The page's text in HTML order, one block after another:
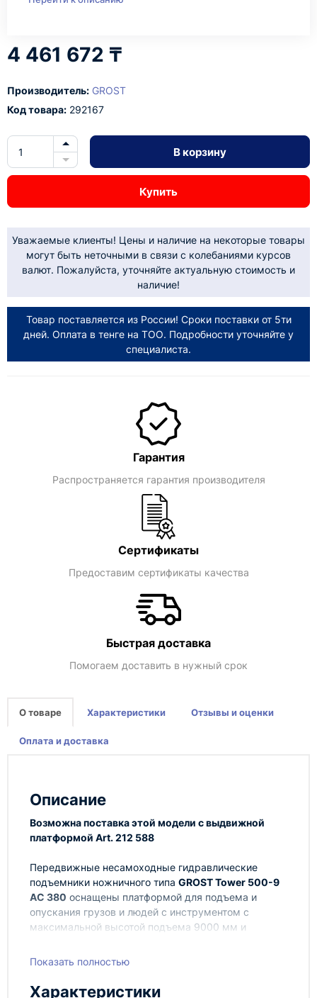
4 461 672 ₸
Производитель: GROST
Код товара: 292167
В корзину
Купить
Уважаемые клиенты! Цены и наличие на некоторые товары
могут быть неточными в связи с колебаниями курсов
валют. Пожалуйста, уточняйте актуальную стоимость и
наличие!
Товар поставляется из России! Сроки поставки от 5ти
дней. Оплата в тенге на ТОО. Подробности уточняйте у
специалиста.
Гарантия
Распространяется гарантия производителя
Сертификаты
Предоставим сертификаты качества
Быстрая доставка
Помогаем доставить в нужный срок
О товаре Характеристики Отзывы и оценки
Оплата и доставка
Описание
Возможна поставка этой модели с выдвижной
платформой Art. 212 588
Передвижные несамоходные гидравлические
подъемники ножничного типа GROST Tower 500-9
АС 380 оснащены платформой для подъема и
опускания грузов и людей с инструментом с
максимальной высотой подъема 9000 мм и
380 работают от сети с рабочим напряжением
Показать полностью
Характеристики